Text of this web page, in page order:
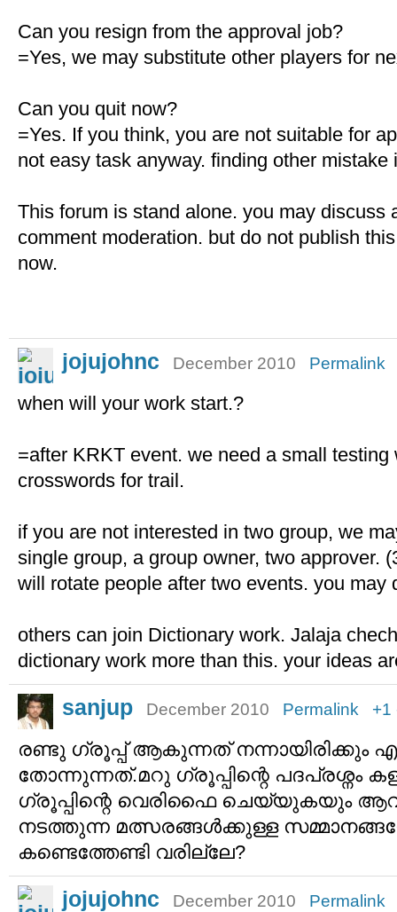
Can you resign from the approval job?
=Yes, we may substitute other players for
Can you quit now?
=Yes. If you think, you are not suitable for
not easy task anyway. finding other mistake
This forum is stand alone. you may discuss
comment moderation. but do not publish
now.
jojujohnc December 2010 Permalink
when will your work start.?
=after KRKT event. we need a small testing
crosswords for trail.
if you are not interested in two group, we
single group, a group owner, two approver.
will rotate people after two events. you may
others can join Dictionary work. Jalaja
dictionary work more than this. your ideas
sanjup December 2010 Permalink +1
രണ്ടു ഗ്രൂപ്പ് ആകുന്നത് നന്നായിരിക്കും
തോന്നുന്നത്.മറു ഗ്രൂപ്പിന്റെ പദപ്രശ്നം
ഗ്രൂപ്പിന്റെ വെരിഫൈ ചെയ്യുകയും
നടത്തുന്ന മത്സരങ്ങള്‍ക്കുള്ള
കണ്ടെത്തേണ്ടി വരില്ലേ?
jojujohnc December 2010 Permalink